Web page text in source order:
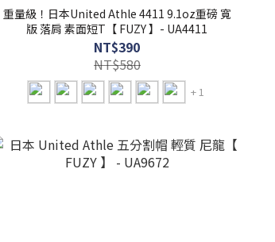
重量級！日本United Athle 4411 9.1oz重磅 寬
版 落肩 素面短T【 FUZY 】- UA4411
NT$390
NT$580
+ 1